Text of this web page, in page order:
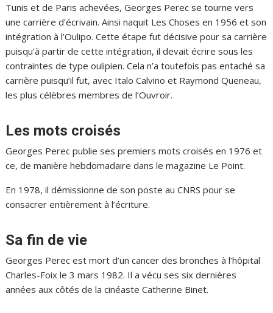
Tunis et de Paris achevées, Georges Perec se tourne vers
une carrière d’écrivain. Ainsi naquit Les Choses en 1956 et son
intégration à l’Oulipo. Cette étape fut décisive pour sa carrière
puisqu’à partir de cette intégration, il devait écrire sous les
contraintes de type oulipien. Cela n’a toutefois pas entaché sa
carrière puisqu’il fut, avec Italo Calvino et Raymond Queneau,
les plus célèbres membres de l’Ouvroir.
Les mots croisés
Georges Perec publie ses premiers mots croisés en 1976 et
ce, de manière hebdomadaire dans le magazine Le Point.
En 1978, il démissionne de son poste au CNRS pour se
consacrer entièrement à l’écriture.
Sa fin de vie
Georges Perec est mort d’un cancer des bronches à l’hôpital
Charles-Foix le 3 mars 1982. Il a vécu ses six dernières
années aux côtés de la cinéaste Catherine Binet.